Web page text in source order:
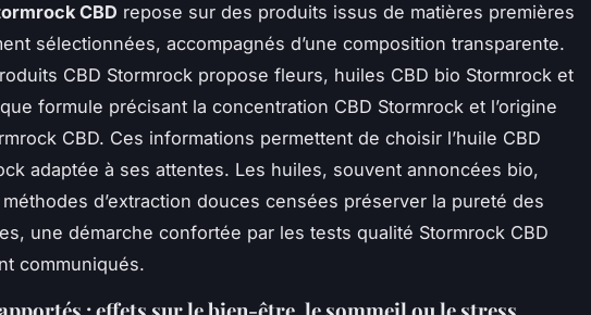
CBD repose sur des produits issus de matières premières
sélectionnées, accompagnés d’une composition transparente.
CBD Stormrock propose fleurs, huiles CBD bio Stormrock et
formule précisant la concentration CBD Stormrock et l’origine
CBD. Ces informations permettent de choisir l’huile CBD
adaptée à ses attentes. Les huiles, souvent annoncées bio,
d’extraction douces censées préserver la pureté des
une démarche confortée par les tests qualité Stormrock CBD
communiqués.